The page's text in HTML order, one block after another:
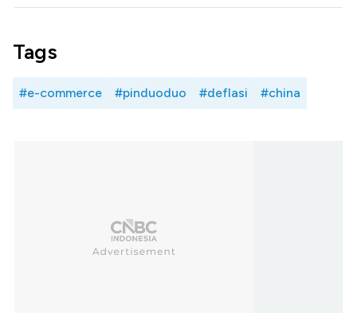
Tags
#e-commerce #pinduoduo #deflasi #china